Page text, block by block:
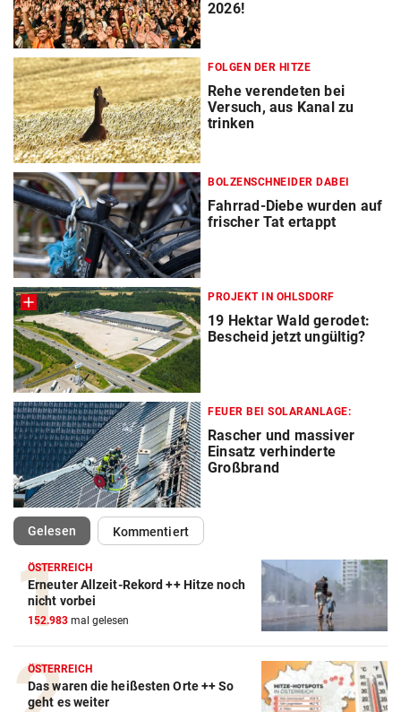
2026!
FOLGEN DER HITZE
Rehe verendeten bei
Versuch, aus Kanal zu
trinken
BOLZENSCHNEIDER DABEI
Fahrrad-Diebe wurden auf
frischer Tat ertappt
PROJEKT IN OHLSDORF
19 Hektar Wald gerodet:
Bescheid jetzt ungültig?
FEUER BEI SOLARANLAGE:
Rascher und massiver
Einsatz verhinderte
Großbrand
Gelesen(ausgewählt)Kommentiert
ÖSTERREICH
Erneuter Allzeit-Rekord ++ Hitze noch
nicht vorbei
152.983 mal gelesen
ÖSTERREICH
Das waren die heißesten Orte ++ So
geht es weiter